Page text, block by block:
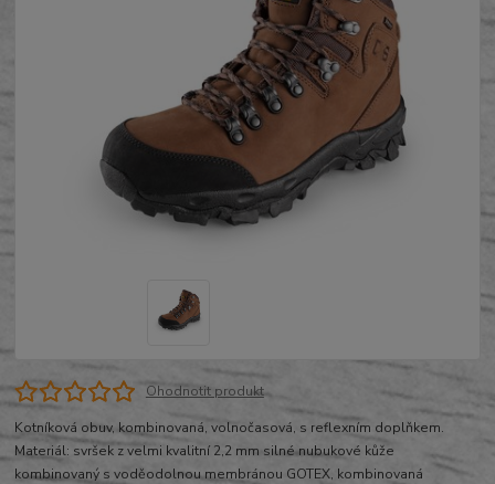
Ohodnotit produkt
Kotníková obuv, kombinovaná, volnočasová, s reflexním doplňkem.
Materiál: svršek z velmi kvalitní 2,2 mm silné nubukové kůže
kombinovaný s voděodolnou membránou GOTEX, kombinovaná